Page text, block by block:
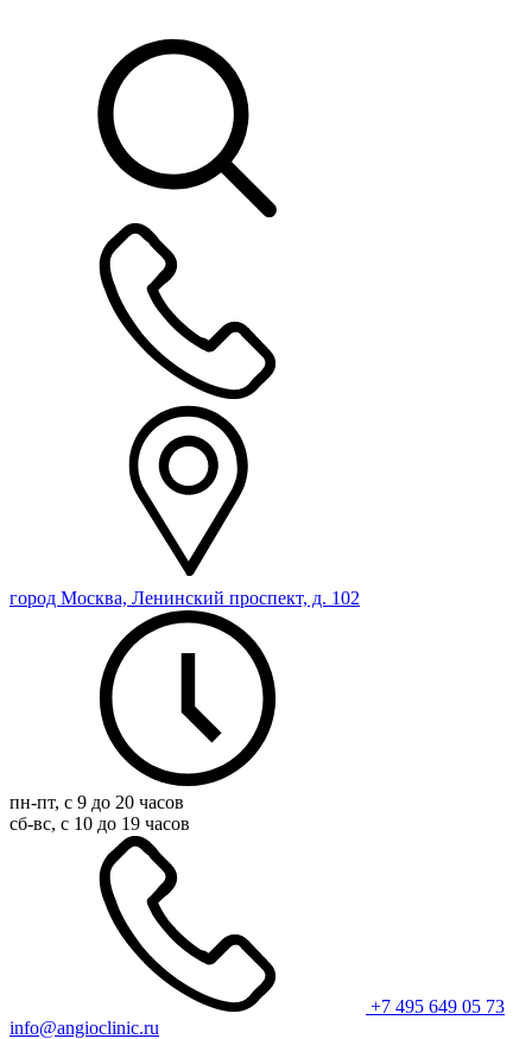
город Москва, Ленинский проспект, д. 102
пн-пт, с 9 до 20 часов
сб-вс, с 10 до 19 часов
+7 495 649 05 73
info@angioclinic.ru